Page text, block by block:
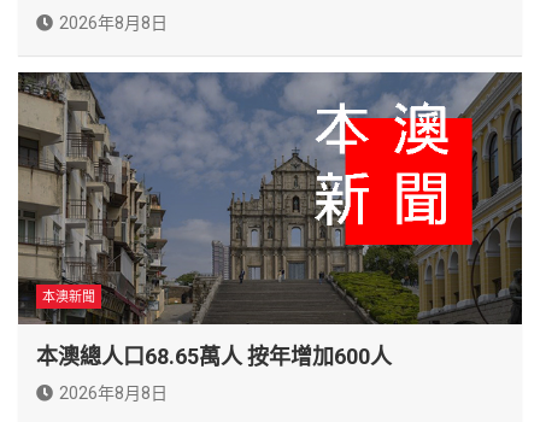
2026年8月8日
本澳新聞
本澳總人口68.65萬人 按年增加600人
2026年8月8日